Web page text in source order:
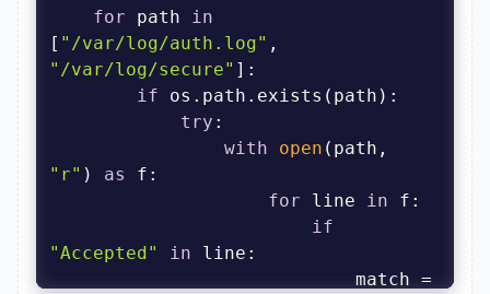
for path in
[ "/var/log/auth.log"
"/var/log/secure"
if
try
with
open
"r" ) as
for line in
if
"Accepted"
in